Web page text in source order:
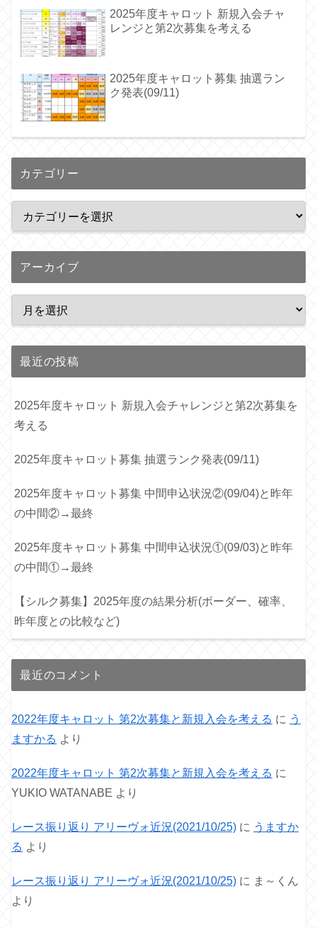
2025年度キャロット 新規入会チャ
レンジと第2次募集を考える
2025年度キャロット募集 抽選ラン
ク発表(09/11)
カテゴリー
アーカイブ
最近の投稿
2025年度キャロット 新規入会チャレンジと第2次募集を
考える
2025年度キャロット募集 抽選ランク発表(09/11)
2025年度キャロット募集 中間申込状況②(09/04)と昨年
の中間②→最終
2025年度キャロット募集 中間申込状況①(09/03)と昨年
の中間①→最終
【シルク募集】2025年度の結果分析(ボーダー、確率、
昨年度との比較など)
最近のコメント
2022年度キャロット 第2次募集と新規入会を考える に う
ますかる より
2022年度キャロット 第2次募集と新規入会を考える に
YUKIO WATANABE より
レース振り返り アリーヴォ近況(2021/10/25) に うますか
る より
レース振り返り アリーヴォ近況(2021/10/25) に ま～くん
より